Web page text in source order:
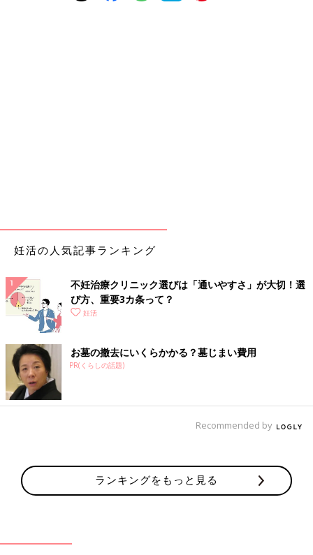
妊活の人気記事ランキング
不妊治療クリニック選びは「通いやすさ」が大切！選
び方、重要3カ条って？
妊活
お墓の撤去にいくらかかる？墓じまい費用
PR(くらしの話題)
Recommended by
ランキングをもっと見る